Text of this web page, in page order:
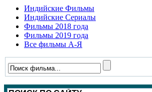
Индийские Фильмы
Индийские Сериалы
Фильмы 2018 года
Фильмы 2019 года
Все фильмы А-Я